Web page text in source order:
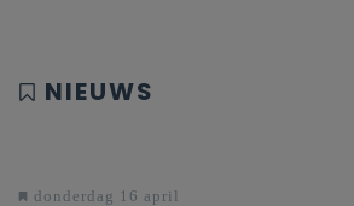
NIEUWS
donderdag 16 april